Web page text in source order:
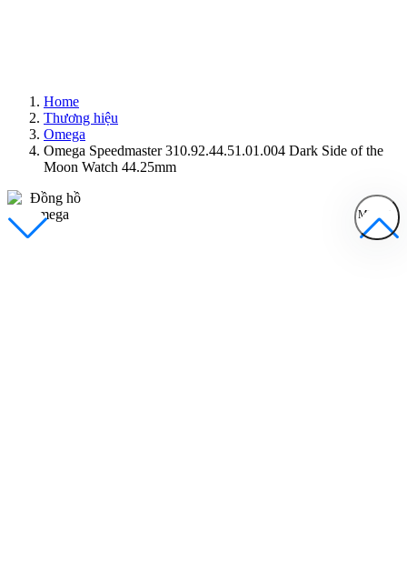
Home
Thương hiệu
Omega
Omega Speedmaster 310.92.44.51.01.004 Dark Side of the
Moon Watch 44.25mm
MENU
Đồng Hồ Nam